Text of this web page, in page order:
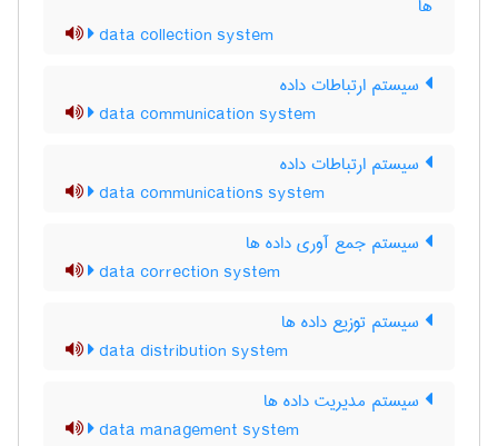
ها
data collection system
سیستم ارتباطات داده
data communication system
سیستم ارتباطات داده
data communications system
سیستم جمع آوری داده ها
data correction system
سیستم توزیع داده ها
data distribution system
سیستم مدیریت داده ها
data management system